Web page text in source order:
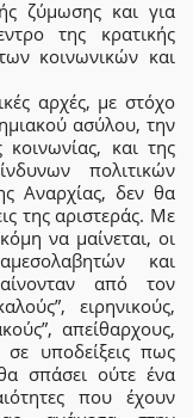
ζύμωσης και για
της κρατικής
κοινωνικών και
αρχές, με στόχο
ασύλου, την
και της
πολιτικών
Αναρχίας, δεν θα
της αριστεράς. Με
να μαίνεται, οι
και
από τον
ειρηνικούς,
απείθαρχους,
σε υποδείξεις πως
σπάσει ούτε ένα
που έχουν